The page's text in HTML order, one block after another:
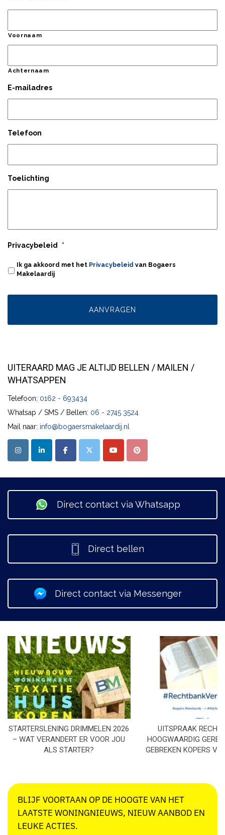
Voornaam
Achternaam
E-mailadres
Telefoon
Toelichting
Privacybeleid *
Ik ga akkoord met het Privacybeleid van Bogaers
Makelaardij
UITERAARD MAG JE ALTIJD BELLEN / MAILEN /
WHATSAPPEN
Telefoon: 0162 - 693434
Whatsap / SMS / Bellen: 06 - 2745 3524
Mail naar: info@bogaersmakelaardij.nl
Direct contact via Whatsapp
Direct bellen
Direct contact via Messenger
STARTERSLENING DRIMMELEN 2026
– WAT VERANDERT ER VOOR JOU
ALS STARTER?
UITSPRAAK
HOOGWAARDIG
GEBREKEN KOPERS
BLIJF VOORTAAN OP DE HOOGTE VAN HET
LAATSTE WONINGNIEUWS, NIEUW AANBOD EN
LEUKE ACTIES.